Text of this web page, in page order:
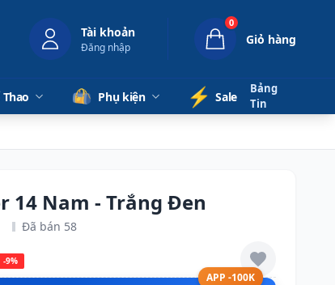
Tài khoản
Đăng nhập
0
Giỏ hàng
Thao Phụ kiện ⚡️ Sale
Bảng
Tin
14 Nam - Trắng Đen
Đã bán 58
-9%
APP -100K